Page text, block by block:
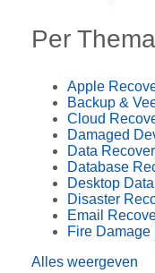
Per Thema
Apple
Backup &
Cloud
Damaged
Data
Database
Desktop
Disaster
Email
Fire Damage
Alles weergeven